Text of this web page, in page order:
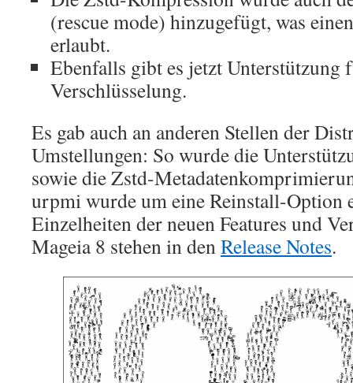
(rescue mode) hinzugefügt, was
erlaubt.
Ebenfalls gibt es jetzt
Verschlüsselung.
Es gab auch an anderen Stellen der
Umstellungen: So wurde die
sowie die Zstd-
urpmi wurde um eine Reinstall-Option
Einzelheiten der neuen Features und
Mageia 8 stehen in denRelease Notes.